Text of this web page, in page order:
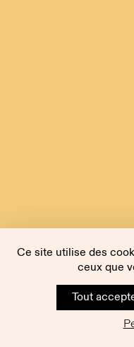
Ce site utilise des
ceux que
Tout